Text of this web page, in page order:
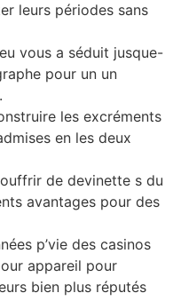
leurs périodes sans
vous a séduit jusque-
pour un un
les excréments
en les deux
de devinette s du
avantages pour des
p’vie des casinos
appareil pour
bien plus réputés